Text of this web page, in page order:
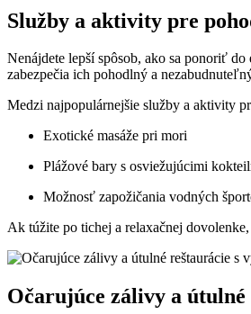
Služby a aktivity pre
Nenájdete lepší spôsob, ako sa ponoriť
zabezpečia ich pohodlný a
Medzi najpopulárnejšie služby a aktivity
Exotické masáže pri mori
Plážové bary s osviežujúcimi
Možnosť zapožičania vodných
Ak túžite po tichej a relaxačnej
Očarujúce zálivy a